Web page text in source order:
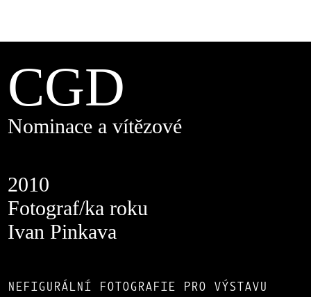
CGD
Nominace a vítězové
2010
Fotograf/ka roku
Ivan Pinkava
NEFIGURÁLNÍ FOTOGRAFIE PRO VÝSTAVU